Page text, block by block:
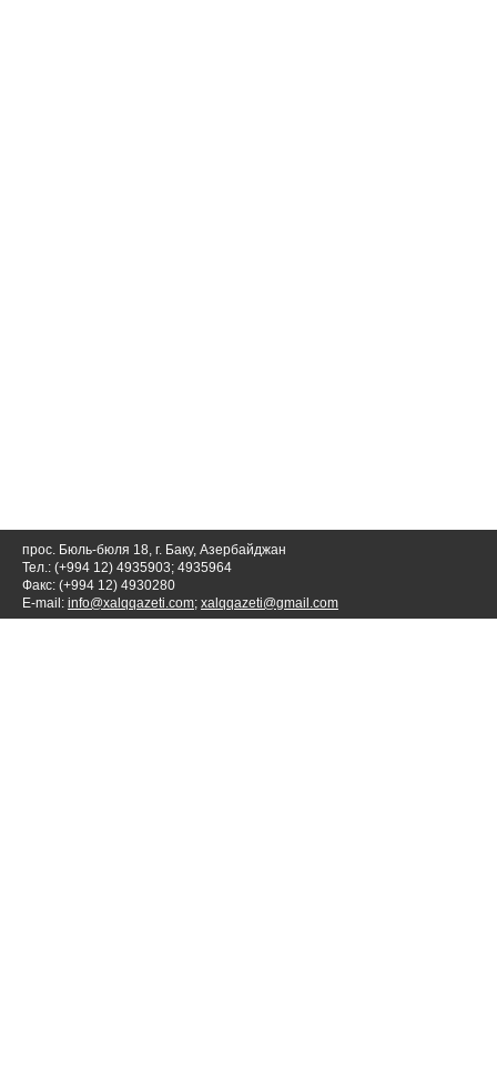
прос. Бюль-бюля 18, г. Баку, Азербайджан
Тел.: (+994 12) 4935903; 4935964
Факс: (+994 12) 4930280
E-mail: info@xalqqazeti.com; xalqqazeti@gmail.com